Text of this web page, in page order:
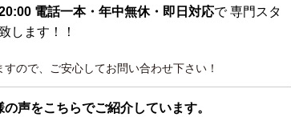
電話一本・年中無休・即日対応で 専門スタ
します！！
すので、ご安心してお問い合わせ下さい！
声をこちらでご紹介しています。